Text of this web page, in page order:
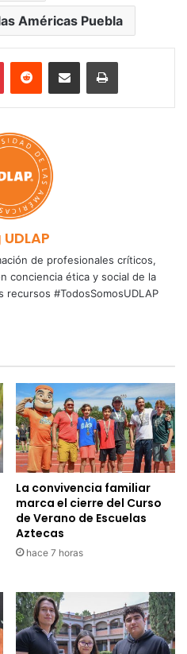
Américas Puebla
PinterestReddit Share via Email Print
de profesionales críticos,
conciencia ética y social de la
#TodosSomosUDLAP
La convivencia familiar
marca el cierre del Curso
de Verano de Escuelas
Aztecas
hace 7 horas